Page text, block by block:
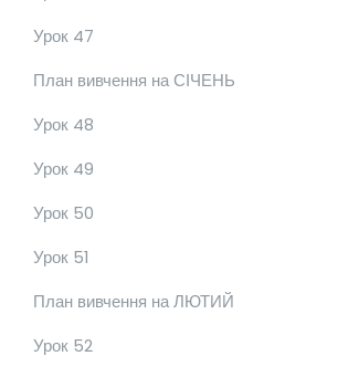
Урок 47
План вивчення на СІЧЕНЬ
Урок 48
Урок 49
Урок 50
Урок 51
План вивчення на ЛЮТИЙ
Урок 52